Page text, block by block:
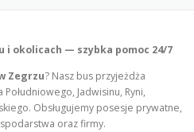
i okolicach — szybka pomoc 24/7
Zegrzu? Nasz bus przyjeżdża
Jadwisinu, Ryni,
Obsługujemy posesje prywatne,
oraz firmy.